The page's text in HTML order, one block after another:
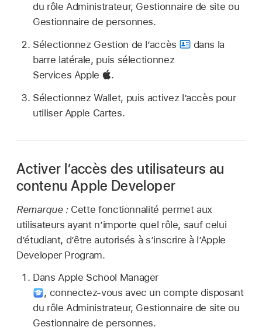
du rôle Administrateur, Gestionnaire de site ou
Gestionnaire de personnes.
Sélectionnez Gestion de l’accès
dans la
barre latérale, puis sélectionnez
Services Apple
.
Sélectionnez Wallet, puis activez l’accès pour
utiliser Apple Cartes.
Activer l’accès des utilisateurs au
contenu Apple Developer
Remarque : Cette fonctionnalité permet aux
utilisateurs ayant n’importe quel rôle, sauf celui
d’étudiant, d’être autorisés à s’inscrire à l’Apple
Developer Program.
Dans Apple School Manager
, connectez‑vous avec un compte disposant
du rôle Administrateur, Gestionnaire de site ou
Gestionnaire de personnes.